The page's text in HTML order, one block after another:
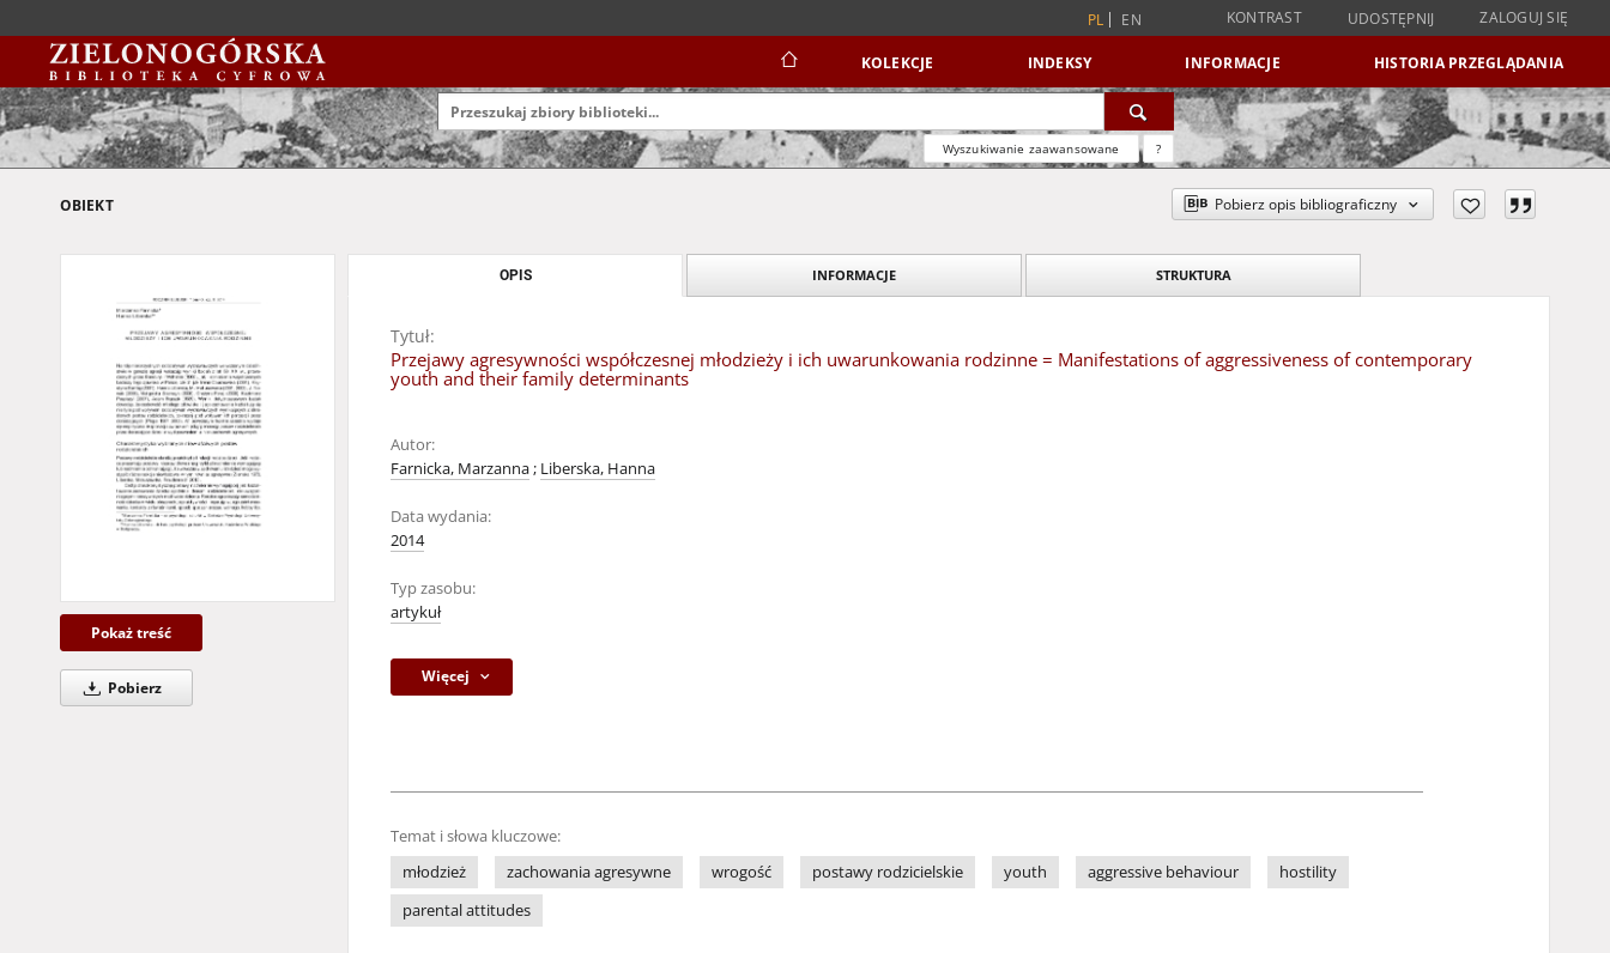
PL EN KONTRAST UDOSTĘPNIJ ZALOGUJ SIĘ
KOLEKCJE INDEKSY INFORMACJE HISTORIA PRZEGLĄDANIA
Wyszukiwanie zaawansowane ?
OBIEKT Pobierz opis bibliograficzny
Pokaż treść
Pobierz
OPIS INFORMACJE STRUKTURA
Tytuł:
Przejawy agresywności współczesnej młodzieży i ich uwarunkowania rodzinne = Manifestations of aggressiveness of contemporary
youth and their family determinants
Autor:
Farnicka, Marzanna; Liberska, Hanna
Data wydania:
2014
Typ zasobu:
artykuł
Więcej
Temat i słowa kluczowe:
młodzież
zachowania agresywne wrogość postawy rodzicielskie youth aggressive behaviour
hostility
parental attitudes